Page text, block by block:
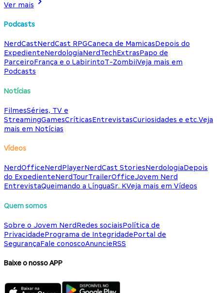
Ver mais
Podcasts
NerdCastNerdCast RPGCaneca de MamicasDepois do
ExpedienteNerdologiaNerdTechExtrasPapo de
ParceiroFrança e o LabirintoT-ZombiiVeja mais em
Podcasts
Notícias
FilmesSéries, TV e
StreamingGamesCríticasEntrevistasCuriosidades e etc.Veja
mais em Notícias
Vídeos
NerdOfficeNerdPlayerNerdCast StoriesNerdologiaDepois
do ExpedienteNerdTourTrailerOfficeJovem Nerd
EntrevistaQueimando a LínguaSr. KVeja mais em Vídeos
Quem somos
Sobre o Jovem NerdRedes sociaisPolítica de
PrivacidadePrograma de IntegridadePortal de
SegurançaFale conoscoAnuncieRSS
Baixe o nosso APP